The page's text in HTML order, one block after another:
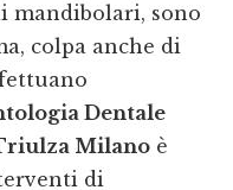
mandibolari, sono
colpa anche di
Dentale
Milano è
di